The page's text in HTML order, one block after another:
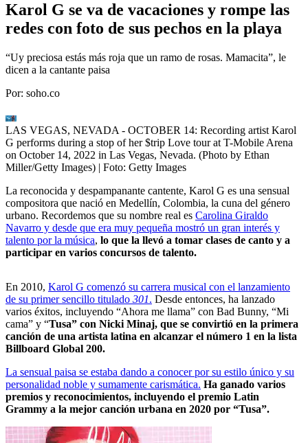
Karol G se va de vacaciones y rompe las
redes con foto de sus pechos en la playa
“Uy preciosa estás más roja que un ramo de rosas. Mamacita”, le
dicen a la cantante paisa
Por: soho.co
LAS VEGAS, NEVADA - OCTOBER 14: Recording artist Karol
G performs during a stop of her $trip Love tour at T-Mobile Arena
on October 14, 2022 in Las Vegas, Nevada. (Photo by Ethan
Miller/Getty Images) | Foto: Getty Images
La reconocida y despampanante cantente, Karol G es una sensual
compositora que nació en Medellín, Colombia, la cuna del género
urbano. Recordemos que su nombre real es Carolina Giraldo
Navarro y desde que era muy pequeña mostró un gran interés y
talento por la música, lo que la llevó a tomar clases de canto y a
participar en varios concursos de talento.
En 2010, Karol G comenzó su carrera musical con el lanzamiento
de su primer sencillo titulado 301. Desde entonces, ha lanzado
varios éxitos, incluyendo “Ahora me llama” con Bad Bunny, “Mi
cama” y “Tusa” con Nicki Minaj, que se convirtió en la primera
canción de una artista latina en alcanzar el número 1 en la lista
Billboard Global 200.
La sensual paisa se estaba dando a conocer por su estilo único y su
personalidad noble y sumamente carismática. Ha ganado varios
premios y reconocimientos, incluyendo el premio Latin
Grammy a la mejor canción urbana en 2020 por “Tusa”.